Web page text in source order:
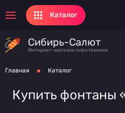
Каталог
Сибирь-Салют
Интернет-магазин пиротехники
Главная Каталог
Купить фонтаны